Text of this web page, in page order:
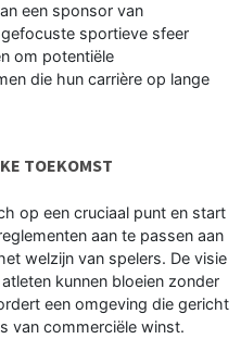
een sponsor van
sportieve sfeer
om potentiële
die hun carrière op lange
TOEKOMST
op een cruciaal punt en start
aan te passen aan
welzijn van spelers. De visie
kunnen bloeien zonder
een omgeving die gericht
van commerciële winst.